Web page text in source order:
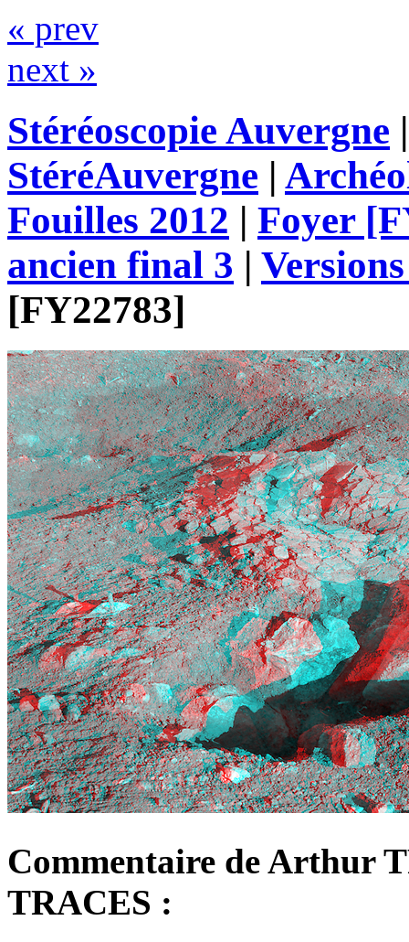
« prev
next »
Stéréoscopie Auvergne
StéréAuvergne |
Fouilles 2012 | Foyer
ancien final 3 |
[FY22783]
Commentaire de Arthur
TRACES :